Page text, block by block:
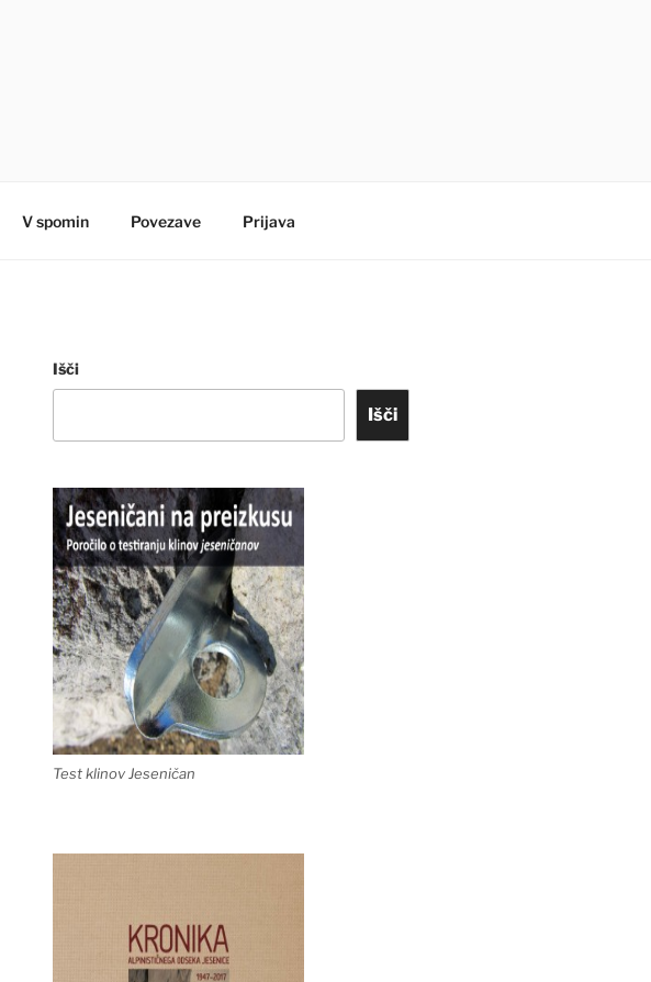
V spomin Povezave Prijava
Išči
Išči
Test klinov Jeseničan